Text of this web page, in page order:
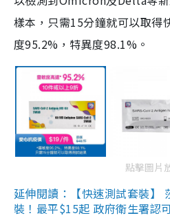
樣本，只需15分鐘就可以取得
度95.2%，特異度98.1%。
點擊圖片
延伸閱讀：【快速測試套裝】
裝！最平$15起 政府衛生署認